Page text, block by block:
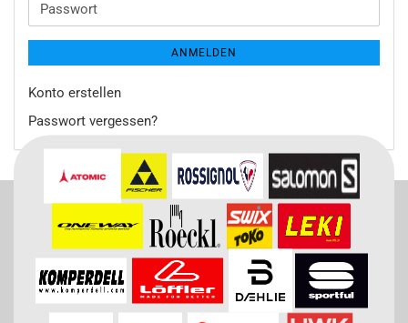
Passwort
ANMELDEN
Konto erstellen
Passwort vergessen?